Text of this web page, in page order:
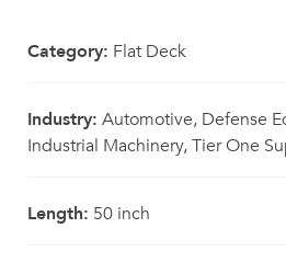
Category: Flat Deck
Industry: Automotive, Defense
Industrial Machinery, Tier One
Length: 50 inch